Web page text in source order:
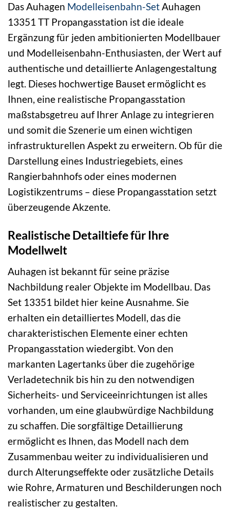
Das Auhagen Modelleisenbahn-SetAuhagen
13351 TT Propangasstation ist die ideale
Ergänzung für jeden ambitionierten Modellbauer
und Modelleisenbahn-Enthusiasten, der Wert auf
authentische und detaillierte Anlagengestaltung
legt. Dieses hochwertige Bauset ermöglicht es
Ihnen, eine realistische Propangasstation
maßstabsgetreu auf Ihrer Anlage zu integrieren
und somit die Szenerie um einen wichtigen
infrastrukturellen Aspekt zu erweitern. Ob für die
Darstellung eines Industriegebiets, eines
Rangierbahnhofs oder eines modernen
Logistikzentrums – diese Propangasstation setzt
überzeugende Akzente.
Realistische Detailtiefe für Ihre
Modellwelt
Auhagen ist bekannt für seine präzise
Nachbildung realer Objekte im Modellbau. Das
Set 13351 bildet hier keine Ausnahme. Sie
erhalten ein detailliertes Modell, das die
charakteristischen Elemente einer echten
Propangasstation wiedergibt. Von den
markanten Lagertanks über die zugehörige
Verladetechnik bis hin zu den notwendigen
Sicherheits- und Serviceeinrichtungen ist alles
vorhanden, um eine glaubwürdige Nachbildung
zu schaffen. Die sorgfältige Detaillierung
ermöglicht es Ihnen, das Modell nach dem
Zusammenbau weiter zu individualisieren und
durch Alterungseffekte oder zusätzliche Details
wie Rohre, Armaturen und Beschilderungen noch
realistischer zu gestalten.